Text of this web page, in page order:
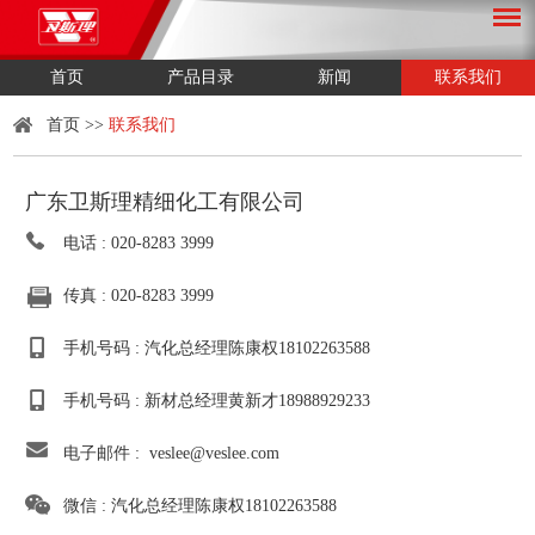
首页 产品目录 新闻 联系我们
首页 >>联系我们
广东卫斯理精细化工有限公司
电话 : 020-8283 3999
传真 : 020-8283 3999
手机号码 : 汽化总经理陈康权18102263588
手机号码 : 新材总经理黄新才18988929233
电子邮件 : veslee@veslee.com
微信 : 汽化总经理陈康权18102263588